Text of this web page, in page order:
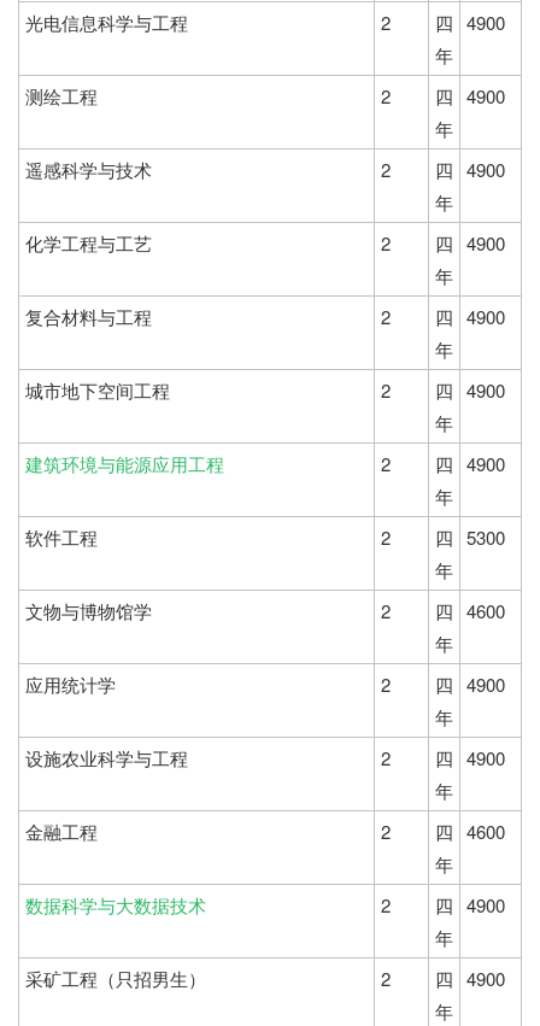
光电信息科学与工程 2
四
年
4900
测绘工程 2
四
年
4900
遥感科学与技术 2
四
年
4900
化学工程与工艺 2
四
年
4900
复合材料与工程 2
四
年
4900
城市地下空间工程 2
四
年
4900
建筑环境与能源应用工程 2
四
年
4900
软件工程 2
四
年
5300
文物与博物馆学 2
四
年
4600
应用统计学 2
四
年
4900
设施农业科学与工程 2
四
年
4900
金融工程 2
四
年
4600
数据科学与大数据技术 2
四
年
4900
采矿工程（只招男生） 2
四
年
4900